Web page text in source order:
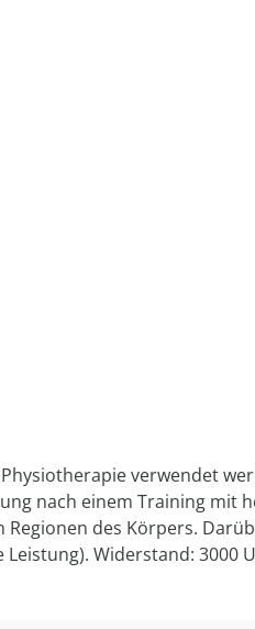
verwendet
nach einem Training
des Körpers.
Widerstand: 3000